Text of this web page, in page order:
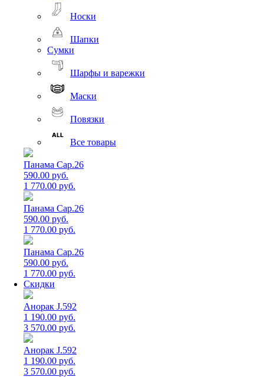
Носки
Шапки
Сумки
Шарфы и варежки
Маски
Повязки
Все товары
Панама Cap.26
590.00 руб.
1 770.00 руб.
Панама Cap.26
590.00 руб.
1 770.00 руб.
Панама Cap.26
590.00 руб.
1 770.00 руб.
Скидки
Анорак J.592
1 190.00 руб.
3 570.00 руб.
Анорак J.592
1 190.00 руб.
3 570.00 руб.